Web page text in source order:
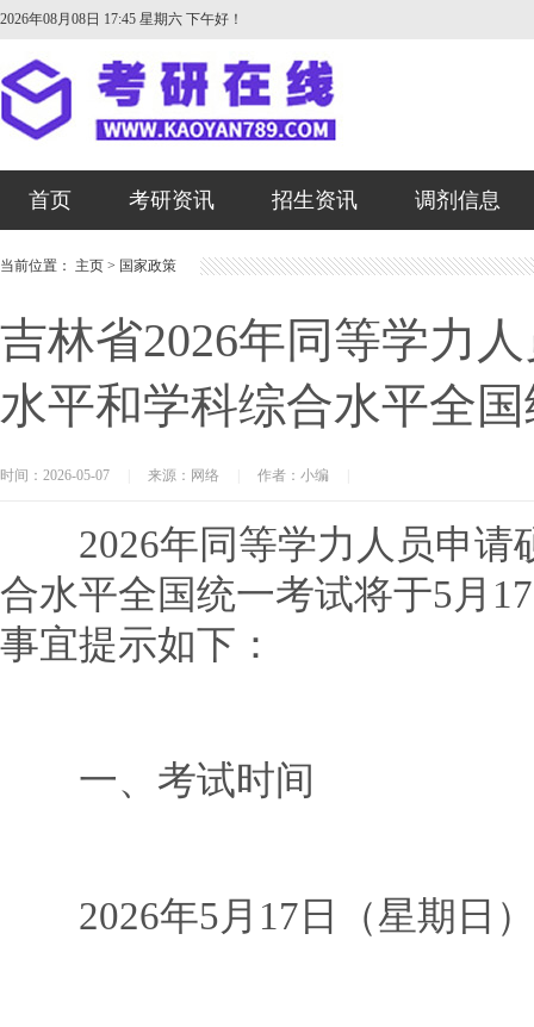
2026年08月08日 17:45 星期六 下午好！
首页 考研资讯 招生资讯 调剂信息
当前位置： 主页 > 国家政策
吉林省2026年同等学力
水平和学科综合水平全
时间：2026-05-07 来源：网络 作者：小编
2026年同等学力人员申请
合水平全国统一考试将于5月
事宜提示如下：
一、考试时间
2026年5月17日（星期日